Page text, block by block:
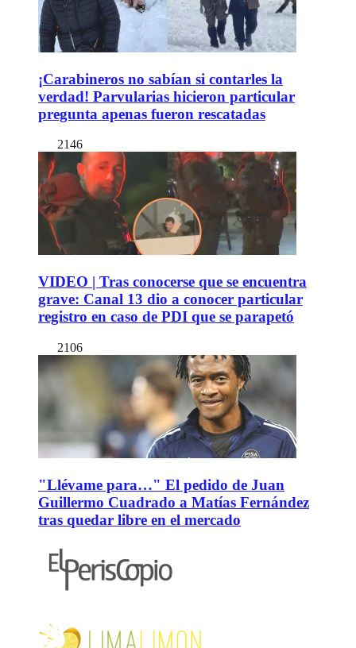
¡Carabineros no sabían si contarles la
verdad! Parvularias hicieron particular
pregunta apenas fueron rescatadas
2146
VIDEO | Tras conocerse que se encuentra
grave: Canal 13 dio a conocer particular
registro en caso de PDI que se parapetó
2106
"Llévame para…" El pedido de Juan
Guillermo Cuadrado a Matías Fernández
tras quedar libre en el mercado